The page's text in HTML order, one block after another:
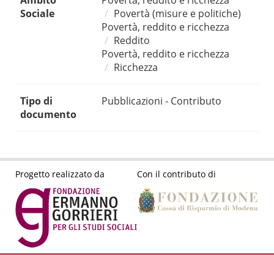
Sociale
Povertà (misure e politiche)
Povertà, reddito e ricchezza
Reddito
Povertà, reddito e ricchezza
Ricchezza
Tipo di
documento
Pubblicazioni - Contributo
Progetto realizzato da Con il contributo di